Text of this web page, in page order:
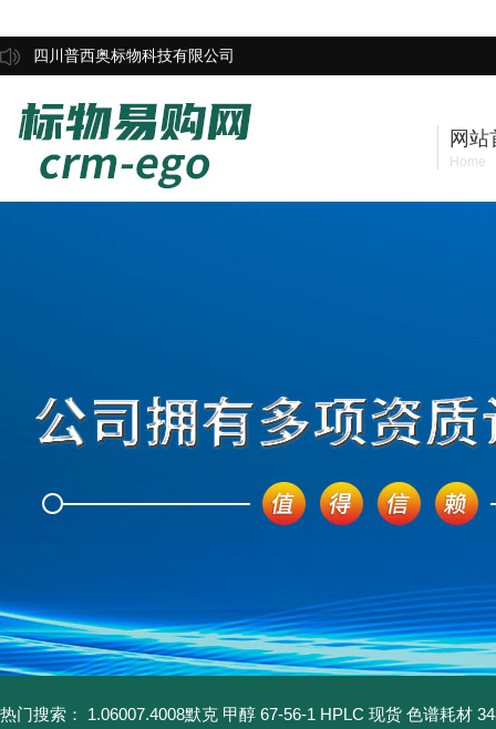
四川普西奥标物科技有限公司
网站
Home
热门搜索： 1.06007.4008默克 甲醇 67-56-1 HPLC 现货 色谱耗材